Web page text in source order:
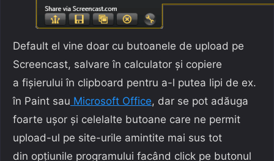
Default el vine doar cu butoanele de upload pe
Screencast, salvare în calculator și copiere
a fișierului în clipboard pentru a-l putea lipi de ex.
în Paint sau Microsoft Office, dar se pot adăuga
foarte ușor și celelalte butoane care ne permit
upload-ul pe site-urile amintite mai sus tot
din opțiunile programului facând click pe butonul